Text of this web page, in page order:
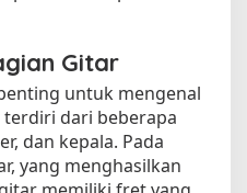
Gitar
untuk mengenal
terdiri dari beberapa
dan kepala. Pada
yang menghasilkan